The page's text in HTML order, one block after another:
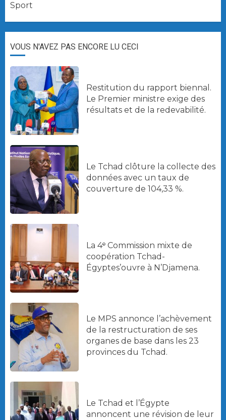
Sport
VOUS N'AVEZ PAS ENCORE LU CECI
Restitution du rapport biennal.
Le Premier ministre exige des
résultats et de la redevabilité.
Le Tchad clôture la collecte des
données avec un taux de
couverture de 104,33 %.
La 4ᵉ Commission mixte de
coopération Tchad-
Égyptes’ouvre à N’Djamena.
Le MPS annonce l’achèvement
de la restructuration de ses
organes de base dans les 23
provinces du Tchad.
Le Tchad et l’Égypte
annoncent une révision de leur